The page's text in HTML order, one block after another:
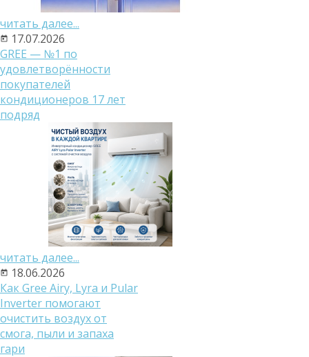
читать далее...
17.07.2026
GREE — №1 по
удовлетворённости
покупателей
кондиционеров 17 лет
подряд
читать далее...
18.06.2026
Как Gree Airy, Lyra и Pular
Inverter помогают
очистить воздух от
смога, пыли и запаха
гари